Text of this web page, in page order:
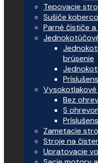
Tepovacie
Sušiče
Parné čističe
brúsenie
Bez
S
Zametacie
Stroje na
Upratovacie